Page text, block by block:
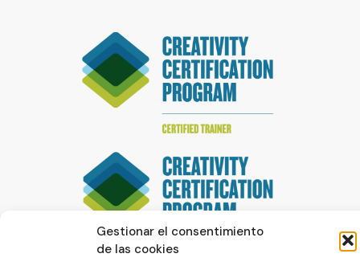
Gestionar el consentimiento
de las cookies